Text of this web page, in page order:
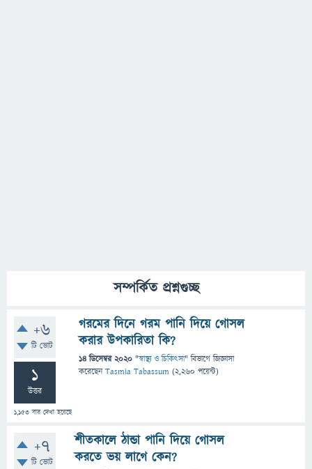
সম্পর্কিত প্রশ্নগুচ্ছ
+6
টি ভোট
1
উত্তর
1,153 বার দেখা হয়েছে
গরমের দিনে গরম পানি দিয়ে গোসল
করার উপকারিতা কি?
14 ডিসেম্বর 2020 "স্বাস্থ্য ও চিকিৎসা" বিভাগে জিজ্ঞাসা
করেছেনTasmia Tabassum (2,260 পয়েন্ট)
+7
টি ভোট
শীতকালে ঠান্ডা পানি দিয়ে গোসল
করতে ভয় লাগে কেন?